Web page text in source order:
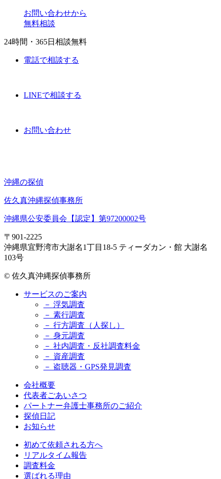
お問い合わせから
無料相談
24時間・365日相談無料
電話で相談する
LINEで相談する
お問い合わせ
沖縄の探偵
佐久真沖縄探偵事務所
沖縄県公安委員会【認定】第97200002号
〒901-2225
沖縄県宜野湾市大謝名1丁目18-5 ティーダカン・館 大謝名
103号
© 佐久真沖縄探偵事務所
サービスのご案内
－ 浮気調査
－ 素行調査
－ 行方調査（人探し）
－ 身元調査
－ 社内調査・反社調査料金
－ 資産調査
－ 盗聴器・GPS発見調査
会社概要
代表者ごあいさつ
パートナー弁護士事務所のご紹介
探偵日記
お知らせ
初めて依頼される方へ
リアルタイム報告
調査料金
選ばれる理由